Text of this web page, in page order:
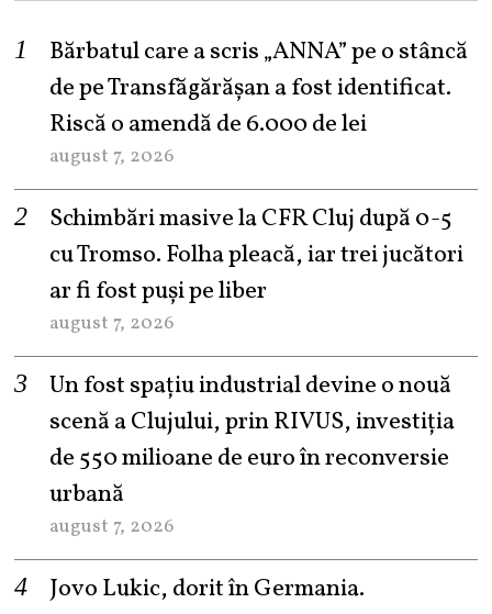
Bărbatul care a scris „ANNA” pe o stâncă
de pe Transfăgărășan a fost identificat.
Riscă o amendă de 6.000 de lei
august 7, 2026
Schimbări masive la CFR Cluj după 0-5
cu Tromso. Folha pleacă, iar trei jucători
ar fi fost puși pe liber
august 7, 2026
Un fost spațiu industrial devine o nouă
scenă a Clujului, prin RIVUS, investiția
de 550 milioane de euro în reconversie
urbană
august 7, 2026
Jovo Lukic, dorit în Germania.